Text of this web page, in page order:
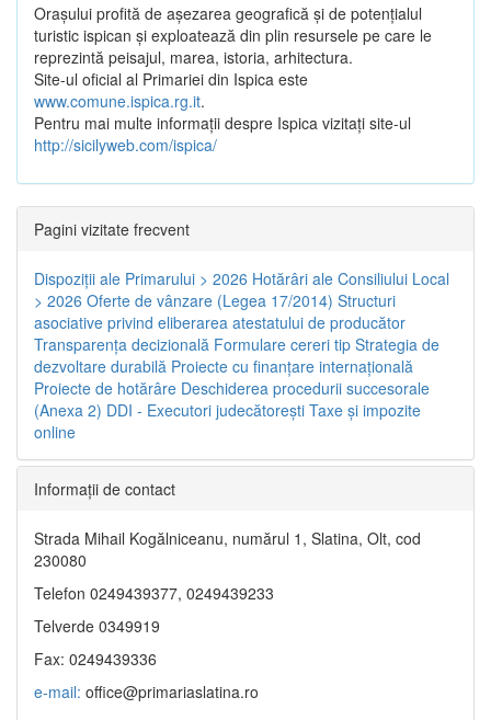
Oraşului profită de aşezarea geografică şi de potenţialul
turistic ispican şi exploatează din plin resursele pe care le
reprezintă peisajul, marea, istoria, arhitectura.
Site-ul oficial al Primariei din Ispica este
www.comune.ispica.rg.it.
Pentru mai multe informaţii despre Ispica vizitaţi site-ul
http://sicilyweb.com/ispica/
Pagini vizitate frecvent
Dispoziţii ale Primarului > 2026 Hotărâri ale Consiliului Local
> 2026 Oferte de vânzare (Legea 17/2014) Structuri
asociative privind eliberarea atestatului de producător
Transparenţa decizională Formulare cereri tip Strategia de
dezvoltare durabilă Proiecte cu finanţare internaţională
Proiecte de hotărâre Deschiderea procedurii succesorale
(Anexa 2) DDI - Executori judecătorești Taxe şi impozite
online
Informaţii de contact
Strada Mihail Kogălniceanu, numărul 1, Slatina, Olt, cod
230080
Telefon 0249439377, 0249439233
Telverde 0349919
Fax: 0249439336
e-mail: office@primariaslatina.ro